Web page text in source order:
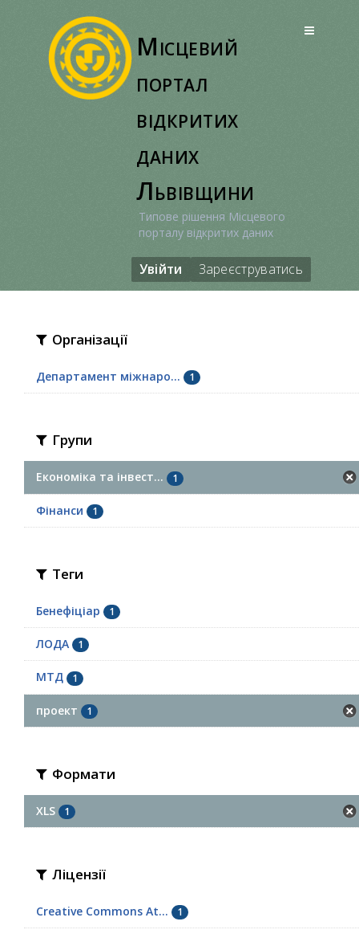
Місцевий
портал
відкритих
даних
Львівщини
Типове рішення Місцевого
порталу відкритих даних
Увійти Зареєструватись
Організації
Департамент міжнаро... 1
Групи
Економіка та інвест... 1
Фінанси 1
Теги
Бенефіціар 1
ЛОДА 1
МТД 1
проект 1
Формати
XLS 1
Ліцензії
Creative Commons At... 1